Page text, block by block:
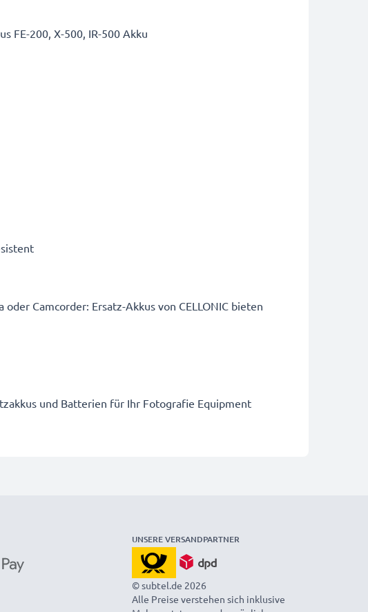
FE-200, X-500, IR-500 Akku
Camcorder: Ersatz-Akkus von CELLONIC bieten
und Batterien für Ihr Fotografie Equipment
UNSERE VERSANDPARTNER
© subtel.de 2026
Alle Preise verstehen sich inklusive